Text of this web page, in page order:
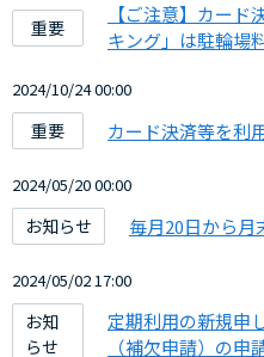
重要
【ご注意】カー
キング」は駐輪場
2024/10/24 00:00
重要 カード決済等を利
2024/05/20 00:00
お知らせ 毎月20日から月
2024/05/02 17:00
お知
らせ
定期利用の新規申
（補欠申請）の申